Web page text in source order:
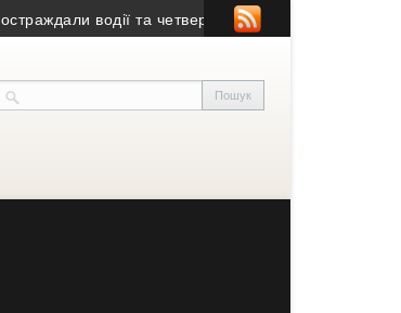
водії та четверо пасажирів • У Тернополі